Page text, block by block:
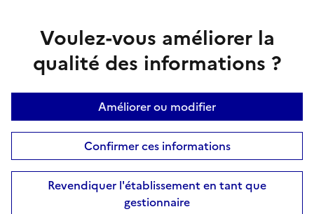
Voulez-vous améliorer la
qualité des informations ?
Améliorer ou modifier
Confirmer ces informations
Revendiquer l'établissement en tant que
gestionnaire